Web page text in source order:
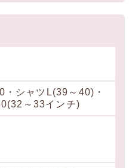
・シャツL(39～40)・
～33インチ)